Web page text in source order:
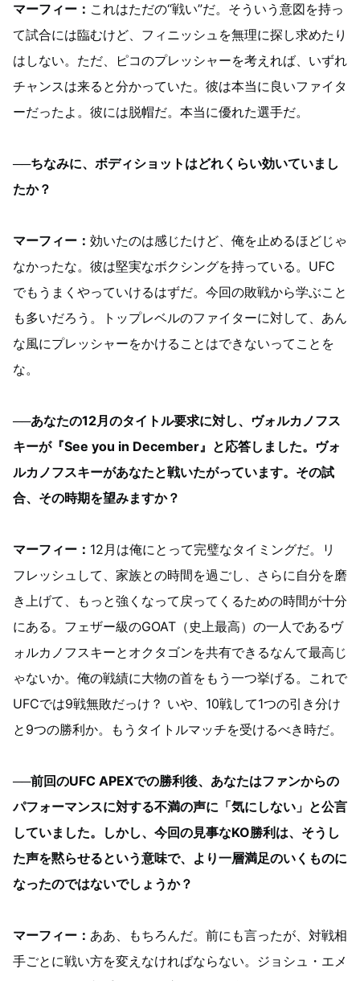
マーフィー： これはただの“戦い”だ。そういう意図を持っ
て試合には臨むけど、フィニッシュを無理に探し求めたり
はしない。ただ、ピコのプレッシャーを考えれば、いずれ
チャンスは来ると分かっていた。彼は本当に良いファイタ
ーだったよ。彼には脱帽だ。本当に優れた選手だ。
──ちなみに、ボディショットはどれくらい効いていまし
たか？
マーフィー： 効いたのは感じたけど、俺を止めるほどじゃ
なかったな。彼は堅実なボクシングを持っている。UFC
でもうまくやっていけるはずだ。今回の敗戦から学ぶこと
も多いだろう。トップレベルのファイターに対して、あん
な風にプレッシャーをかけることはできないってことを
な。
──あなたの12月のタイトル要求に対し、ヴォルカノフス
キーが『See you in December』と応答しました。ヴォ
ルカノフスキーがあなたと戦いたがっています。その試
合、その時期を望みますか？
マーフィー： 12月は俺にとって完璧なタイミングだ。リ
フレッシュして、家族との時間を過ごし、さらに自分を磨
き上げて、もっと強くなって戻ってくるための時間が十分
にある。フェザー級のGOAT（史上最高）の一人であるヴ
ォルカノフスキーとオクタゴンを共有できるなんて最高じ
ゃないか。俺の戦績に大物の首をもう一つ挙げる。これで
UFCでは9戦無敗だっけ？ いや、10戦して1つの引き分け
と9つの勝利か。もうタイトルマッチを受けるべき時だ。
──前回のUFC APEXでの勝利後、あなたはファンからの
パフォーマンスに対する不満の声に「気にしない」と公言
していました。しかし、今回の見事なKO勝利は、そうし
た声を黙らせるという意味で、より一層満足のいくものに
なったのではないでしょうか？
マーフィー： ああ、もちろんだ。前にも言ったが、対戦相
手ごとに戦い方を変えなければならない。ジョシュ・エメ